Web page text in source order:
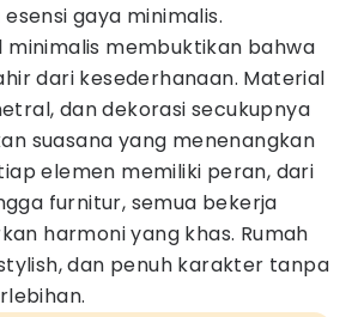
gaya minimalis.
minimalis membuktikan bahwa
dari kesederhanaan. Material
dan dekorasi secukupnya
suasana yang menenangkan
elemen memiliki peran, dari
furnitur, semua bekerja
harmoni yang khas. Rumah
dan penuh karakter tanpa